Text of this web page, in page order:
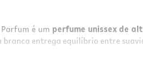
Parfum é um perfume unissex de
entrega equilíbrio entre